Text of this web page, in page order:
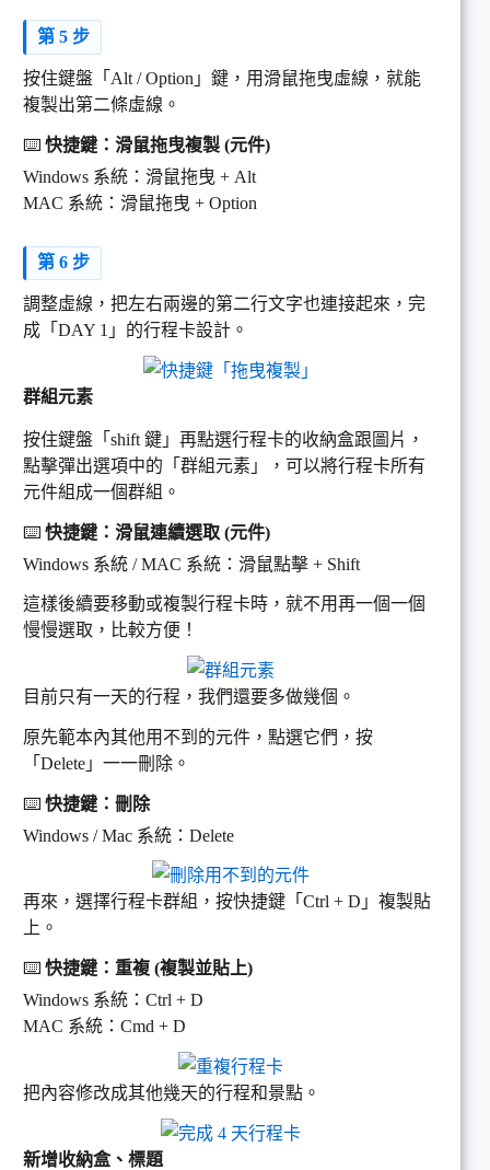
第 5 步
按住鍵盤「Alt / Option」鍵，用滑鼠拖曳虛線，就能
複製出第二條虛線。
⌨️ 快捷鍵：滑鼠拖曳複製 (元件)
Windows 系統：滑鼠拖曳 + Alt
MAC 系統：滑鼠拖曳 + Option
第 6 步
調整虛線，把左右兩邊的第二行文字也連接起來，完
成「DAY 1」的行程卡設計。
群組元素
按住鍵盤「shift 鍵」再點選行程卡的收納盒跟圖片，
點擊彈出選項中的「群組元素」，可以將行程卡所有
元件組成一個群組。
⌨️ 快捷鍵：滑鼠連續選取 (元件)
Windows 系統 / MAC 系統：滑鼠點擊 + Shift
這樣後續要移動或複製行程卡時，就不用再一個一個
慢慢選取，比較方便！
目前只有一天的行程，我們還要多做幾個。
原先範本內其他用不到的元件，點選它們，按
「Delete」一一刪除。
⌨️ 快捷鍵：刪除
Windows / Mac 系統：Delete
再來，選擇行程卡群組，按快捷鍵「Ctrl + D」複製貼
上。
⌨️ 快捷鍵：重複 (複製並貼上)
Windows 系統：Ctrl + D
MAC 系統：Cmd + D
把內容修改成其他幾天的行程和景點。
新增收納盒、標題